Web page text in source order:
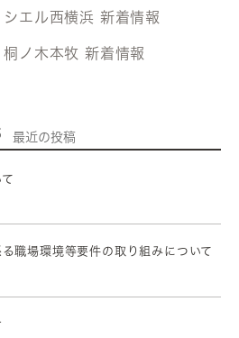
シエル西横浜 新着情報
桐ノ木本牧 新着情報
最近の投稿
職場環境等要件の取り組みについて